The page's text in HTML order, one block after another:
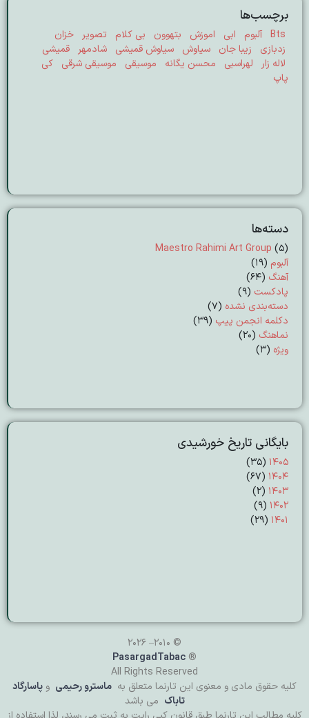
برچسب‌ها
Bts آلبوم ابی اموزش بتهوون بی کلام تصویر
خزان
زدبازی
زیبا جان سیاوش سیاوش قمیشی شادمهر
قمیشی
لاله زار
لهراسبی محسن یگانه موسیقی موسیقی شرقی
کی
پاپ
دسته‌ها
Maestro Rahimi Art Group (5)
آلبوم (19)
آهنگ (64)
پادکست (9)
دسته‌بندی نشده (7)
دکلمه انجمن پیپ (39)
نماهنگ (20)
ویژه (3)
بایگانی تاریخ خورشیدی
۱۴۰۵ (۳۵)
۱۴۰۴ (۶۷)
۱۴۰۳ (۲)
۱۴۰۲ (۹)
۱۴۰۱ (۲۹)
© 2010– 2026
®
PasargadTabac
All Rights Reserved
كليه حقوق مادی و معنوی اين تارنما متعلق به ماسترو رحیمی و پاسارگاد
تاباک می باشد